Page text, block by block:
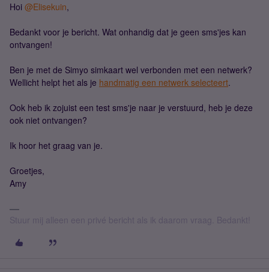
Hoi ​ @Elisekuin,
Bedankt voor je bericht. Wat onhandig dat je geen sms'jes kan
ontvangen!
Ben je met de Simyo simkaart wel verbonden met een netwerk?
Wellicht helpt het als je handmatig een netwerk selecteert.
Ook heb ik zojuist een test sms'je naar je verstuurd, heb je deze
ook niet ontvangen?
Ik hoor het graag van je.
Groetjes,
Amy
Stuur mij alleen een privé bericht als ik daarom vraag. Bedankt!